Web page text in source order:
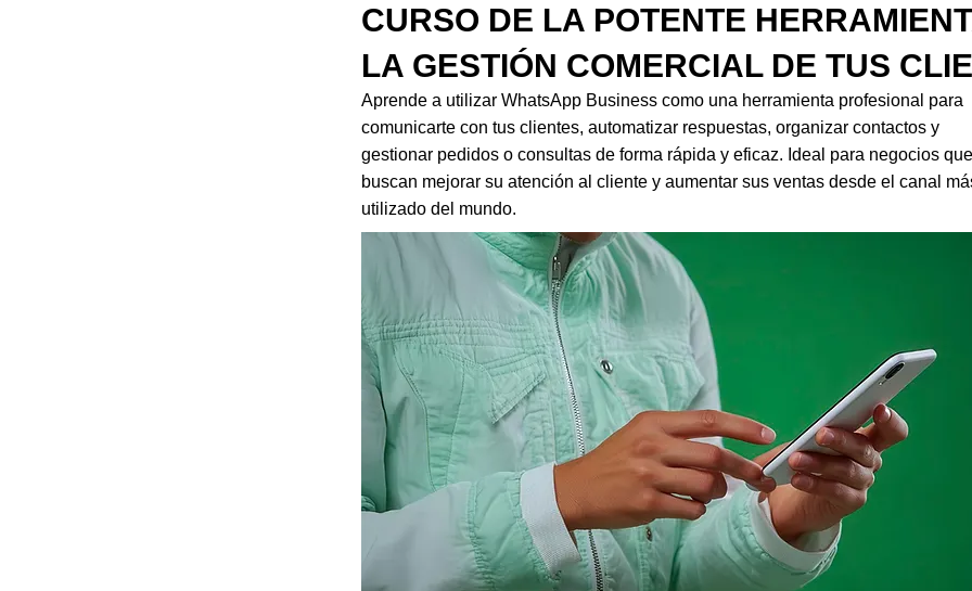
CURSO DE LA POTENTE
LA GESTIÓN COMERCIAL DE TUS
Aprende a utilizar WhatsApp Business como una herramienta profesional para
comunicarte con tus clientes, automatizar respuestas, organizar contactos y
gestionar pedidos o consultas de forma rápida y eficaz. Ideal para negocios que
buscan mejorar su atención al cliente y aumentar sus ventas desde el canal
utilizado del mundo.